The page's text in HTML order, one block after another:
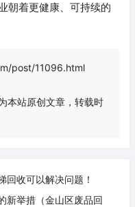
朝着更健康、可持续的
post/11096.html
本站原创文章，转载时
回收可以解决问题！
新举措（金山区废品回